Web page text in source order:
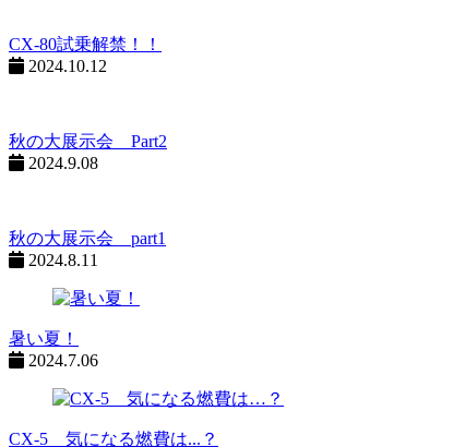
CX-80試乗解禁！！
2024.10.12
秋の大展示会 Part2
2024.9.08
秋の大展示会 part1
2024.8.11
暑い夏！
2024.7.06
CX-5 気になる燃費は...？